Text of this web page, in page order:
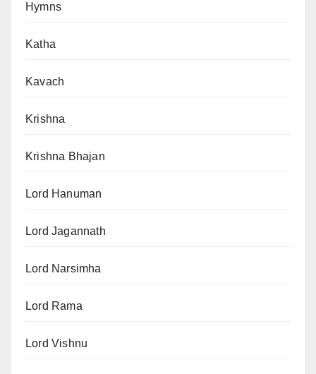
Hymns
Katha
Kavach
Krishna
Krishna Bhajan
Lord Hanuman
Lord Jagannath
Lord Narsimha
Lord Rama
Lord Vishnu